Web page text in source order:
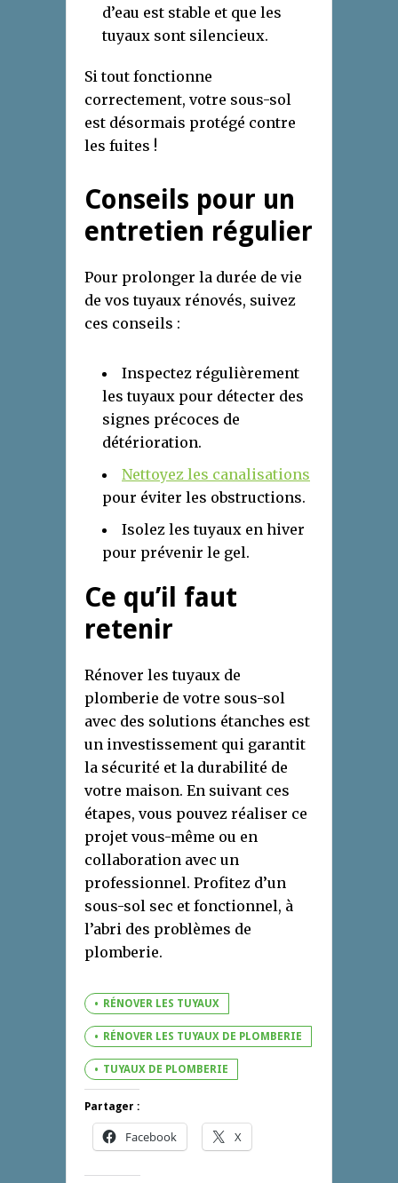
d’eau est stable et que les
tuyaux sont silencieux.
Si tout fonctionne
correctement, votre sous-sol
est désormais protégé contre
les fuites !
Conseils pour un
entretien régulier
Pour prolonger la durée de vie
de vos tuyaux rénovés, suivez
ces conseils :
Inspectez régulièrement
les tuyaux pour détecter des
signes précoces de
détérioration.
Nettoyez les canalisations
pour éviter les obstructions.
Isolez les tuyaux en hiver
pour prévenir le gel.
Ce qu’il faut
retenir
Rénover les tuyaux de
plomberie de votre sous-sol
avec des solutions étanches est
un investissement qui garantit
la sécurité et la durabilité de
votre maison. En suivant ces
étapes, vous pouvez réaliser ce
projet vous-même ou en
collaboration avec un
professionnel. Profitez d’un
sous-sol sec et fonctionnel, à
l’abri des problèmes de
plomberie.
RÉNOVER LES TUYAUX
RÉNOVER LES TUYAUX DE PLOMBERIE
TUYAUX DE PLOMBERIE
Partager :
Facebook X